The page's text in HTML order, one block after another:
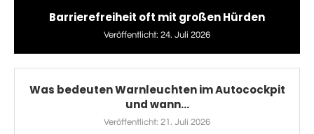
Barrierefreiheit oft mit großen Hürden
Veröffentlicht: 24. Juli 2026
Was bedeuten Warnleuchten im Autocockpit
und wann...
Veröffentlicht: 21. Juli 2026